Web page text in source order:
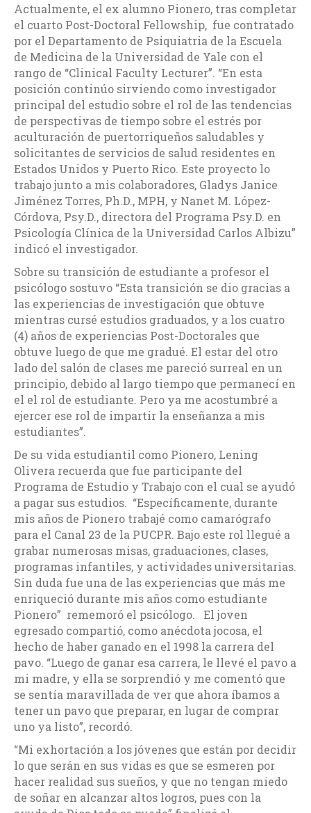
Actualmente, el ex alumno Pionero, tras completar
el cuarto Post-Doctoral Fellowship, fue contratado
por el Departamento de Psiquiatria de la Escuela
de Medicina de la Universidad de Yale con el
rango de “Clinical Faculty Lecturer”. “En esta
posición continúo sirviendo como investigador
principal del estudio sobre el rol de las tendencias
de perspectivas de tiempo sobre el estrés por
aculturación de puertorriqueños saludables y
solicitantes de servicios de salud residentes en
Estados Unidos y Puerto Rico. Este proyecto lo
trabajo junto a mis colaboradores, Gladys Janice
Jiménez Torres, Ph.D., MPH, y Nanet M. López-
Córdova, Psy.D., directora del Programa Psy.D. en
Psicología Clínica de la Universidad Carlos Albizu”
indicó el investigador.
Sobre su transición de estudiante a profesor el
psicólogo sostuvo “Esta transición se dio gracias a
las experiencias de investigación que obtuve
mientras cursé estudios graduados, y a los cuatro
(4) años de experiencias Post-Doctorales que
obtuve luego de que me gradué. El estar del otro
lado del salón de clases me pareció surreal en un
principio, debido al largo tiempo que permanecí en
el el rol de estudiante. Pero ya me acostumbré a
ejercer ese rol de impartir la enseñanza a mis
estudiantes”.
De su vida estudiantil como Pionero, Lening
Olivera recuerda que fue participante del
Programa de Estudio y Trabajo con el cual se ayudó
a pagar sus estudios. “Específicamente, durante
mis años de Pionero trabajé como camarógrafo
para el Canal 23 de la PUCPR. Bajo este rol llegué a
grabar numerosas misas, graduaciones, clases,
programas infantiles, y actividades universitarias.
Sin duda fue una de las experiencias que más me
enriqueció durante mis años como estudiante
Pionero” rememoró el psicólogo. El joven
egresado compartió, como anécdota jocosa, el
hecho de haber ganado en el 1998 la carrera del
pavo. “Luego de ganar esa carrera, le llevé el pavo a
mi madre, y ella se sorprendió y me comentó que
se sentía maravillada de ver que ahora íbamos a
tener un pavo que preparar, en lugar de comprar
uno ya listo”, recordó.
“Mi exhortación a los jóvenes que están por decidir
lo que serán en sus vidas es que se esmeren por
hacer realidad sus sueños, y que no tengan miedo
de soñar en alcanzar altos logros, pues con la